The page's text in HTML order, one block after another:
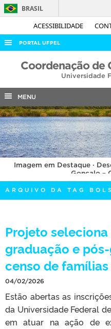
ACESSIBILIDADE
BRASIL
PORTAL UFPEL
ACESSO À INFORMAÇÃO
COBALTO
CONCURSOS
EDITAIS
INTERNACIONAL
OUVIDORIA
PORTARIAS
TELEFONES
Coordenação de
Universidade
MENU
Imagem em Destaque ·
Gonçalo –
ARQUIVO DA TAG
Projeto
graduação e
censo de
04/02/2026
Estão abertas as
da Universidade Federal
em atuar na ação de